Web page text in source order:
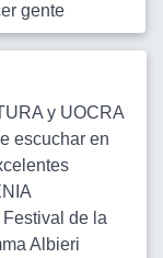
gente
y UOCRA
escuchar en
de la
Albieri